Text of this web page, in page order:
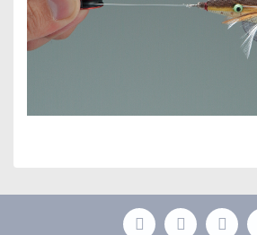
formunu kullanarak tarafımıza
Görüş ve önerileriniz için teşekkür